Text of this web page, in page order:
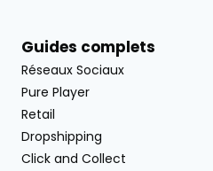
Guides complets
Réseaux Sociaux
Pure Player
Retail
Dropshipping
Click and Collect